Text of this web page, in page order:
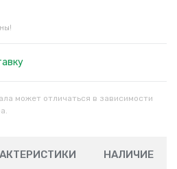
может отличаться в зависимости
НАЛИЧИЕ